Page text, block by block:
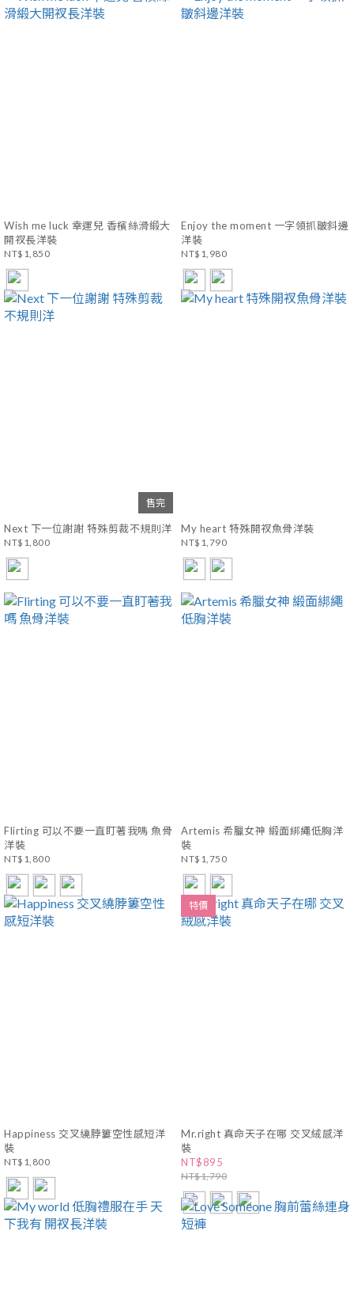
Wish me luck 幸運兒 香檳絲滑緞大
開衩長洋裝
NT$1,850
Enjoy the moment 一字領抓皺斜邊
洋裝
NT$1,980
售完
Next 下一位謝謝 特殊剪裁不規則洋
NT$1,800
My heart 特殊開衩魚骨洋裝
NT$1,790
Flirting 可以不要一直盯著我嗎 魚骨
洋裝
NT$1,800
Artemis 希臘女神 緞面綁繩低胸洋
裝
NT$1,750
Happiness 交叉繞脖簍空性感短洋
裝
NT$1,800
特價
Mr.right 真命天子在哪 交叉絨感洋
裝
NT$895
NT$1,790